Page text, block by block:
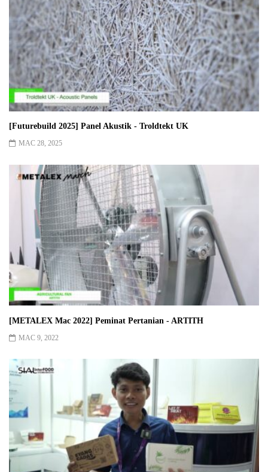
[Futurebuild 2025] Panel Akustik - Troldtekt UK
MAC 28, 2025
[METALEX Mac 2022] Peminat Pertanian - ARTITH
MAC 9, 2022